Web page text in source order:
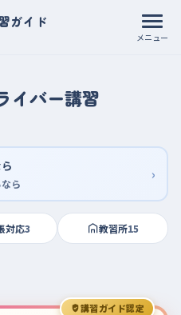
ガイド
メニュー
イバー講習
ら ›
対応3 教習所15
講習ガイド認定